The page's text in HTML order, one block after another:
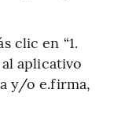
clic en “1.
aplicativo
y/o e.firma,